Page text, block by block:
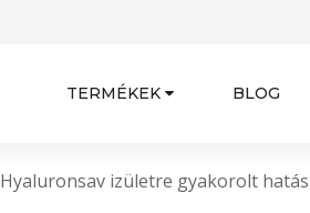
TERMÉKEK BLOG
Hyaluronsav izületre gyakorolt